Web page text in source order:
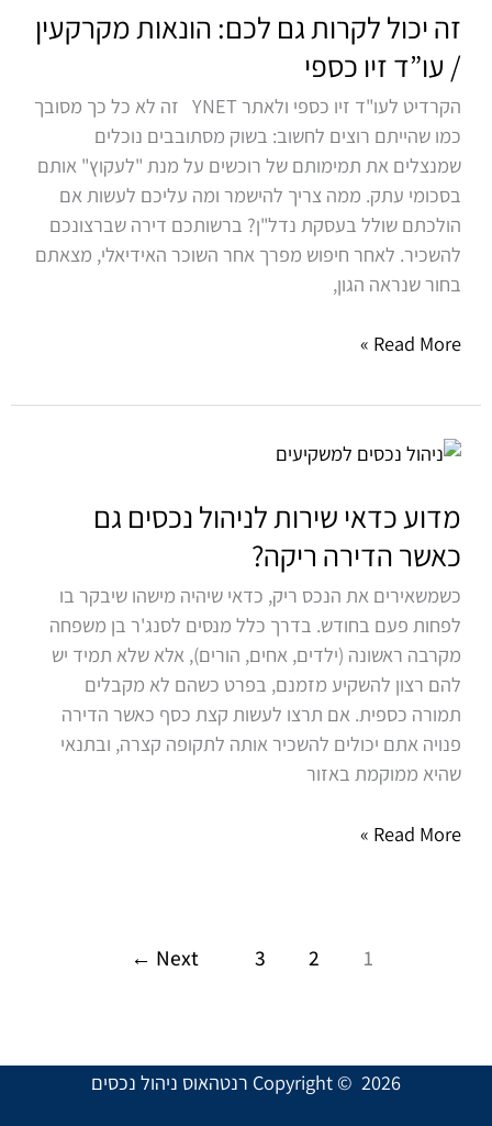
זה יכול לקרות גם לכם: הונאות מקרקעין
/ עו”ד זיו כספי
הקרדיט לעו"ד זיו כספי ולאתר YNET זה לא כל כך מסובך
כמו שהייתם רוצים לחשוב: בשוק מסתובבים נוכלים
שמנצלים את תמימותם של רוכשים על מנת "לעקוץ" אותם
בסכומי עתק. ממה צריך להישמר ומה עליכם לעשות אם
הולכתם שולל בעסקת נדל"ן? ברשותכם דירה שברצונכם
להשכיר. לאחר חיפוש מפרך אחר השוכר האידיאלי, מצאתם
בחור שנראה הגון,
לקרות
גם
לכם:
הונאות
מקרקעין
/
עו”ד
זיו
כספי
Read More »
מדוע כדאי שירות לניהול נכסים גם
כאשר הדירה ריקה?
כשמשאירים את הנכס ריק, כדאי שיהיה מישהו שיבקר בו
לפחות פעם בחודש. בדרך כלל מנסים לסנג'ר בן משפחה
מקרבה ראשונה (ילדים, אחים, הורים), אלא שלא תמיד יש
להם רצון להשקיע מזמנם, בפרט כשהם לא מקבלים
תמורה כספית. אם תרצו לעשות קצת כסף כאשר הדירה
פנויה אתם יכולים להשכיר אותה לתקופה קצרה, ובתנאי
שהיא ממוקמת באזור
מדוע
שירות
נכסים
גם
כאשר
הדירה
ריקה?
Read More »
1
2
3
Next
←
Copyright © 2026 רנטהאוס ניהול נכסים